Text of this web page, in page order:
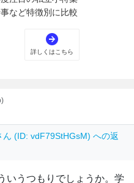
ん (ID: vdF79StHGsM) への返
いうつもりでしょうか。学